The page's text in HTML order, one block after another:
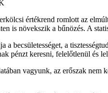
értékrend romlott az
is növekszik a bűnözés. A
a becsületességet, a
pénzt keresni, felelőtlenül és
vagyunk, az erőszak nem